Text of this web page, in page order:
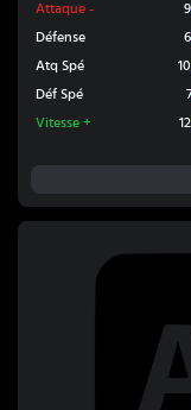
Attaque -
Défense
Atq Spé
Déf Spé
Vitesse +